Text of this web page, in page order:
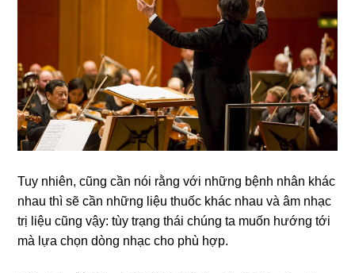
Tuy nhiên, cũng cần nói rằng với những bệnh nhân khác
nhau thì sẽ cần những liệu thuốc khác nhau và âm nhạc
trị liệu cũng vậy: tùy trạng thái chúng ta muốn hướng tới
mà lựa chọn dòng nhạc cho phù hợp.